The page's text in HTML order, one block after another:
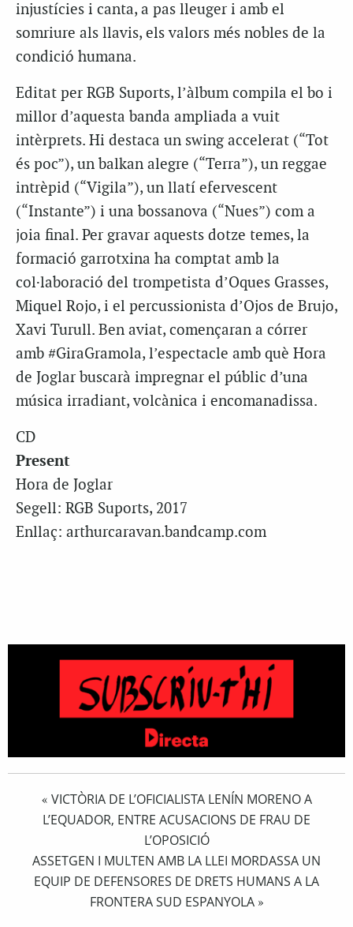
injustícies i canta, a pas lleuger i amb el
somriure als llavis, els valors més nobles de la
condició humana.
Editat per RGB Suports, l’àlbum compila el bo i
millor d’aquesta banda ampliada a vuit
intèrprets. Hi destaca un swing accelerat (“Tot
és poc”), un balkan alegre (“Terra”), un reggae
intrèpid (“Vigila”), un llatí efervescent
(“Instante”) i una bossanova (“Nues”) com a
joia final. Per gravar aquests dotze temes, la
formació garrotxina ha comptat amb la
col·laboració del trompetista d’Oques Grasses,
Miquel Rojo, i el percussionista d’Ojos de Brujo,
Xavi Turull. Ben aviat, començaran a córrer
amb #GiraGramola, l’espectacle amb què Hora
de Joglar buscarà impregnar el públic d’una
música irradiant, volcànica i encomanadissa.
CD
Present
Hora de Joglar
Segell: RGB Suports, 2017
Enllaç: arthurcaravan.bandcamp.com
« VICTÒRIA DE L’OFICIALISTA LENÍN MORENO A
L’EQUADOR, ENTRE ACUSACIONS DE FRAU DE
L’OPOSICIÓ
ASSETGEN I MULTEN AMB LA LLEI MORDASSA UN
EQUIP DE DEFENSORES DE DRETS HUMANS A LA
FRONTERA SUD ESPANYOLA»